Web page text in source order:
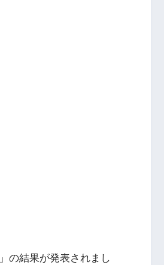
」の結果が発表されまし